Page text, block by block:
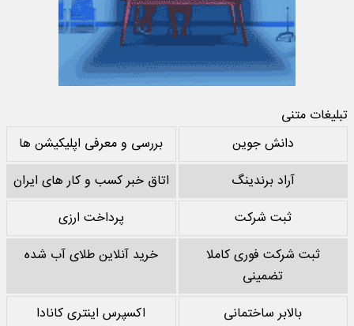
تبلیغات متنی
دانش جوین
بررسی و معرفی اپلیکیشن ها
آراد برندینگ
اتاق خبر کسب و کار های ایران
ثبت شرکت
پرداخت ارزی
ثبت شرکت فوری کاملا
تضمینی
خرید آنلاین طلای آب شده
بالابر ساختمانی اکسپرس اینتری کانادا